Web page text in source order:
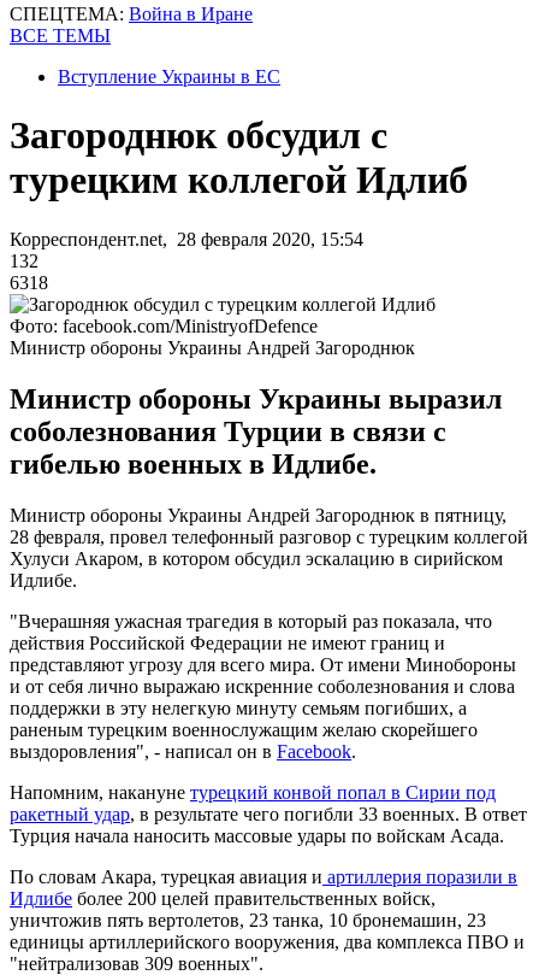
СПЕЦТЕМА: Война в Иране
ВСЕ ТЕМЫ
Вступление Украины в ЕС
Загороднюк обсудил с
турецким коллегой Идлиб
Корреспондент.net, 28 февраля 2020, 15:54
132
6318
Фото: facebook.com/MinistryofDefence
Министр обороны Украины Андрей Загороднюк
Министр обороны Украины выразил
соболезнования Турции в связи с
гибелью военных в Идлибе.
Министр обороны Украины Андрей Загороднюк в пятницу,
28 февраля, провел телефонный разговор с турецким коллегой
Хулуси Акаром, в котором обсудил эскалацию в сирийском
Идлибе.
"Вчерашняя ужасная трагедия в который раз показала, что
действия Российской Федерации не имеют границ и
представляют угрозу для всего мира. От имени Минобороны
и от себя лично выражаю искренние соболезнования и слова
поддержки в эту нелегкую минуту семьям погибших, а
раненым турецким военнослужащим желаю скорейшего
выздоровления", - написал он в Facebook.
Напомним, накануне турецкий конвой попал в Сирии под
ракетный удар, в результате чего погибли 33 военных. В ответ
Турция начала наносить массовые удары по войскам Асада.
По словам Акара, турецкая авиация и артиллерия поразили в
Идлибе более 200 целей правительственных войск,
уничтожив пять вертолетов, 23 танка, 10 бронемашин, 23
единицы артиллерийского вооружения, два комплекса ПВО и
"нейтрализовав 309 военных".